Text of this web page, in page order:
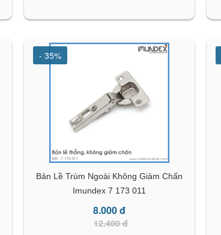
- 35%
Bản Lề Trùm Ngoài Không Giảm Chấn
Imundex 7 173 011
8.000 đ
12.400 đ